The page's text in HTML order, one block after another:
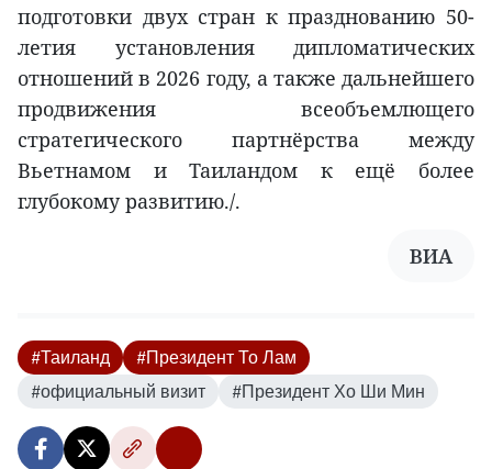
подготовки двух стран к празднованию 50-
летия установления дипломатических
отношений в 2026 году, а также дальнейшего
продвижения всеобъемлющего
стратегического партнёрства между
Вьетнамом и Таиландом к ещё более
глубокому развитию./.
ВИА
#Таиланд
#Президент То Лам
#официальный визит
#Президент Хо Ши Мин